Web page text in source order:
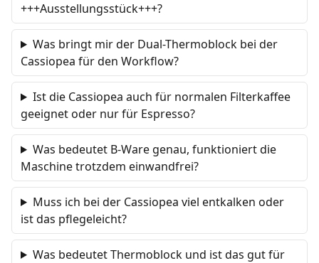
+++Ausstellungsstück+++?
Was bringt mir der Dual-Thermoblock bei der
Cassiopea für den Workflow?
Ist die Cassiopea auch für normalen Filterkaffee
geeignet oder nur für Espresso?
Was bedeutet B-Ware genau, funktioniert die
Maschine trotzdem einwandfrei?
Muss ich bei der Cassiopea viel entkalken oder
ist das pflegeleicht?
Was bedeutet Thermoblock und ist das gut für